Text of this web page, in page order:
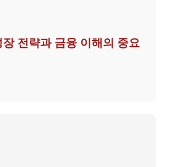
장 전략과 금융 이해의 중요